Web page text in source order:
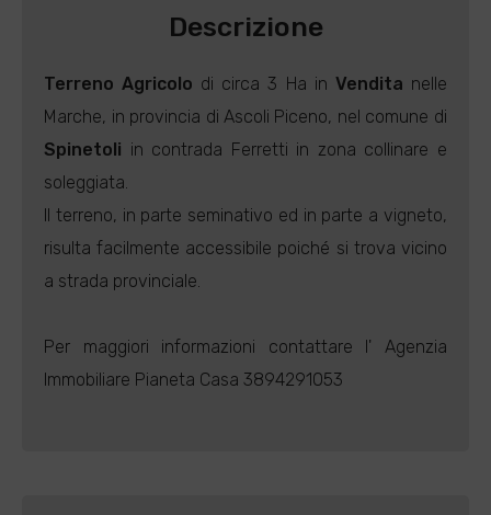
Descrizione
Terreno Agricolo di circa 3 Ha in Vendita nelle
Marche, in provincia di Ascoli Piceno, nel comune di
Spinetoli in contrada Ferretti in zona collinare e
soleggiata.
Il terreno, in parte seminativo ed in parte a vigneto,
risulta facilmente accessibile poiché si trova vicino
a strada provinciale.
Per maggiori informazioni contattare l' Agenzia
Immobiliare Pianeta Casa 3894291053